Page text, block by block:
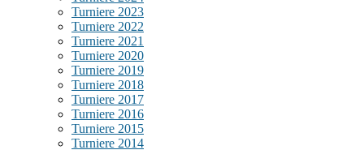
Turniere 2023
Turniere 2022
Turniere 2021
Turniere 2020
Turniere 2019
Turniere 2018
Turniere 2017
Turniere 2016
Turniere 2015
Turniere 2014